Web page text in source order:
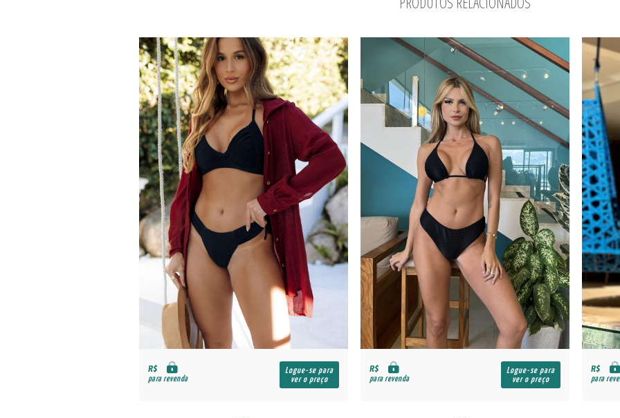
R$
para revenda
Logue-se para
ver o preço
R$
para revenda
Logue-se para
ver o preço
R$
para